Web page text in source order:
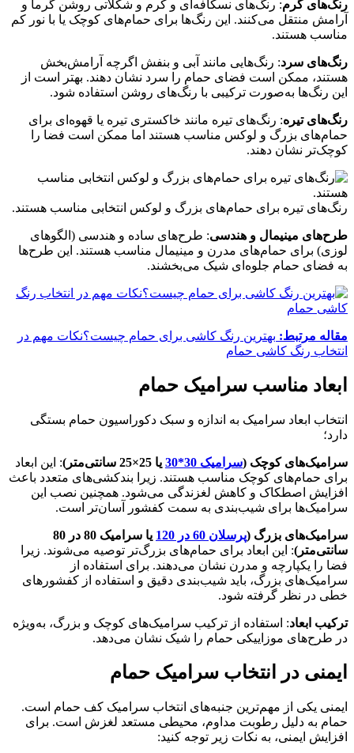
رنگ‌های گرم: رنگ‌های نسکافه‌ای و کرم و شکلاتی روشن گرما و
آرامش منتقل می‌کنند. این رنگ‌ها برای حمام‌های کوچک یا با نور کم
مناسب هستند.
رنگ‌های سرد: رنگ‌هایی مانند آبی و بنفش اگرچه آرامش‌بخش
هستند، ممکن است فضای حمام را سرد نشان دهند. بهتر است از
این رنگ‌ها به‌صورت ترکیبی با رنگ‌های روشن استفاده شود.
رنگ‌های تیره: رنگ‌های تیره مانند خاکستری تیره یا قهوه‌ای برای
حمام‌های بزرگ و لوکس مناسب هستند اما ممکن است فضا را
کوچک‌تر نشان دهند.
رنگ‌های تیره برای حمام‌های بزرگ و لوکس انتخابی مناسب هستند.
طرح‌های مینیمال و هندسی: طرح‌های ساده و هندسی (الگوهای
لوزی) برای حمام‌های مدرن و مینیمال مناسب هستند. این طرح‌ها
به فضای حمام جلوه‌ای شیک می‌بخشند.
مقاله مرتبط: بهترین رنگ کاشی برای حمام چیست؟نکات مهم در
انتخاب رنگ کاشی حمام
ابعاد مناسب سرامیک حمام
انتخاب ابعاد سرامیک به اندازه و سبک دکوراسیون حمام بستگی
دارد؛
سرامیک‌های کوچک (سرامیک 30*30 یا 25×25 سانتی‌متر)
: این ابعاد
برای حمام‌های کوچک مناسب هستند. زیرا بندکشی‌های متعدد باعث
افزایش اصطکاک و کاهش لغزندگی می‌شود. همچنین نصب این
سرامیک‌ها برای شیب‌بندی به سمت کفشور آسان‌تر است.
سرامیک‌های بزرگ (پرسلان 60 در 120
یا سرامیک 80 در 80
سانتی‌متر): این ابعاد برای حمام‌های بزرگ‌تر توصیه می‌شوند. زیرا
فضا را یکپارچه و مدرن نشان می‌دهند. برای استفاده از
سرامیک‌های بزرگ، باید شیب‌بندی دقیق و استفاده از کفشورهای
خطی در نظر گرفته شود.
ترکیب ابعاد: استفاده از ترکیب سرامیک‌های کوچک و بزرگ، به‌ویژه
در طرح‌های موزاییکی حمام را شیک نشان می‌دهد.
ایمنی در انتخاب سرامیک حمام
ایمنی یکی از مهم‌ترین جنبه‌های انتخاب سرامیک کف حمام است.
حمام به دلیل رطوبت مداوم، محیطی مستعد لغزش است. برای
افزایش ایمنی، به نکات زیر توجه کنید: